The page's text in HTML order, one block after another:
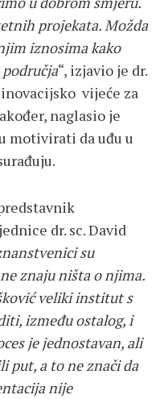
projekata. Možda
iznosima kako
“, izjavio je dr.
vijeće za
naglasio je
motivirati da uđu u
dr. sc. David
su
znaju ništa o njima.
veliki institut s
između ostalog, i
je jednostavan, ali
put, a to ne znači da
nije